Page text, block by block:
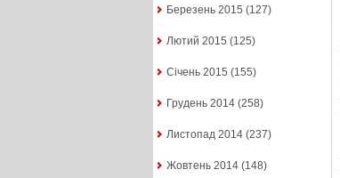
Березень 2015 (127)
Лютий 2015 (125)
Січень 2015 (155)
Грудень 2014(258)
Листопад 2014(237)
Жовтень 2014(148)